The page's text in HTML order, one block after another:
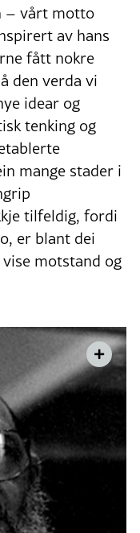
– vårt motto
av hans
fått nokre
den verda vi
idear og
tenking og
mange stader i
tilfeldig, fordi
er blant dei
motstand og